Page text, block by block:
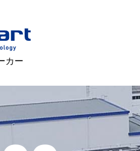
カー